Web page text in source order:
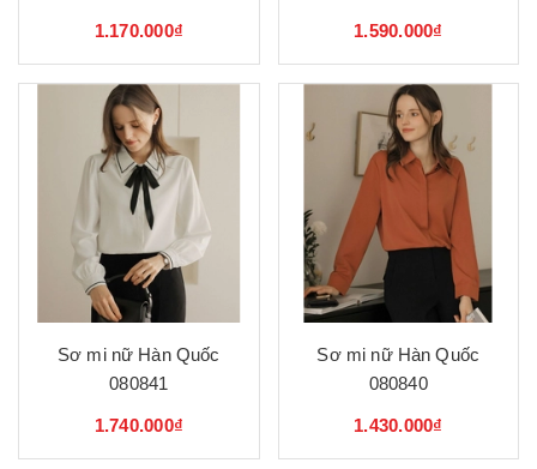
1.170.000₫ 1.590.000₫
Sơ mi nữ Hàn Quốc
080841
1.740.000₫
Sơ mi nữ Hàn Quốc
080840
1.430.000₫